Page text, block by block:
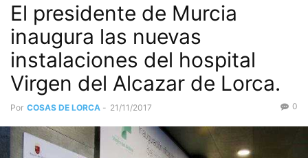
El presidente de Murcia
inaugura las nuevas
instalaciones del hospital
Virgen del Alcazar de Lorca.
Por COSAS DE LORCA - 21/11/2017 0